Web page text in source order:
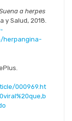
a herpes
y Salud, 2018.
herpangina-
000969.ht